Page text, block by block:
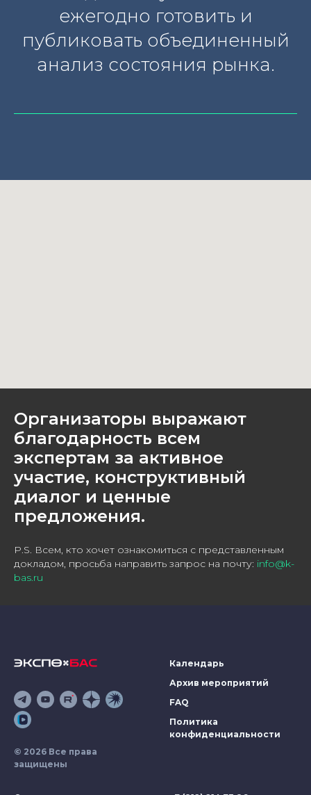
ежегодно готовить и
публиковать объединенный
анализ состояния рынка.
Организаторы выражают
благодарность всем
экспертам за активное
участие, конструктивный
диалог и ценные
предложения.
P.S. Всем, кто хочет ознакомиться с представленным
докладом, просьба направить запрос на почту: info@k-
bas.ru
© 2026 Все права
защищены
Календарь
Архив мероприятий
FAQ
Политика
конфиденциальности